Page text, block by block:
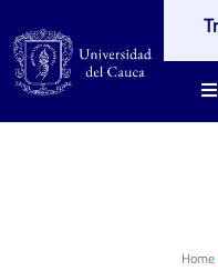
Home